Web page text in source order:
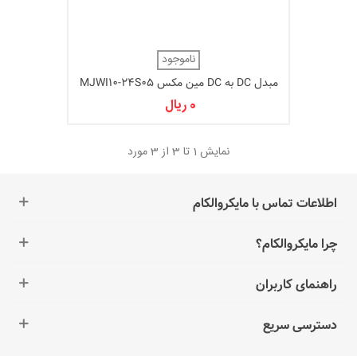
ناموجود
مبدل DC به DC مین مکس MJWI10-24S05
0 ریال
نمایش 1 تا 3 از 3 مورد
اطلاعات تماس با مایکروالکام
چرا مایکروالکام؟
راهنمای کاربران
دسترسی سریع